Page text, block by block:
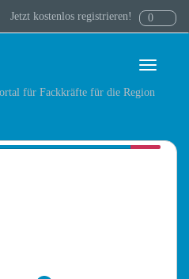
Jetzt kostenlos registrieren! 0
Toggle